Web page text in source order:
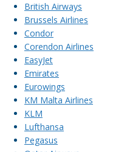
British Airways
Brussels Airlines
Condor
Corendon Airlines
EasyJet
Emirates
Eurowings
KM Malta Airlines
KLM
Lufthansa
Pegasus